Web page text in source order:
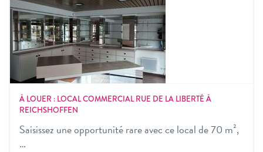
À LOUER : LOCAL COMMERCIAL RUE DE LA LIBERTÉ À
REICHSHOFFEN
Saisissez une opportunité rare avec ce local de 70 m²,
…